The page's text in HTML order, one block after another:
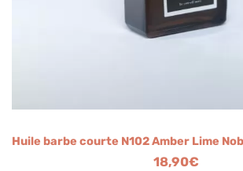
Huile barbe courte N102 Amber Lime
18,90€